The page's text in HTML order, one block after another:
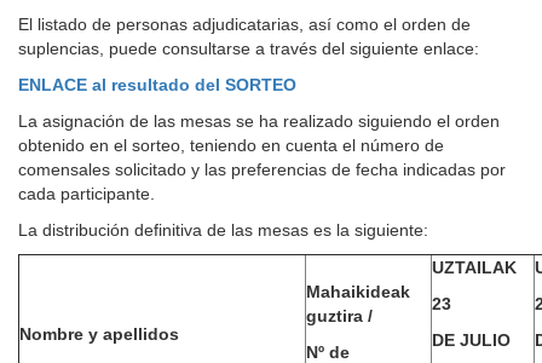
El listado de personas adjudicatarias, así como el orden de
suplencias, puede consultarse a través del siguiente enlace:
ENLACE al resultado del SORTEO
La asignación de las mesas se ha realizado siguiendo el orden
obtenido en el sorteo, teniendo en cuenta el número de
comensales solicitado y las preferencias de fecha indicadas por
cada participante.
La distribución definitiva de las mesas es la siguiente:
Nombre y apellidos
Mahaikideak
guztira /
Nº de
UZTAILAK
23
DE JULIO